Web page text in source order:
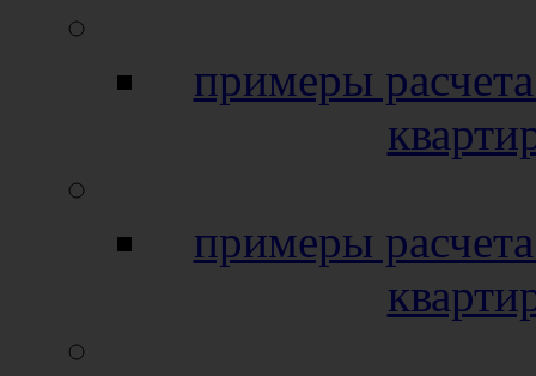
примеры
примеры